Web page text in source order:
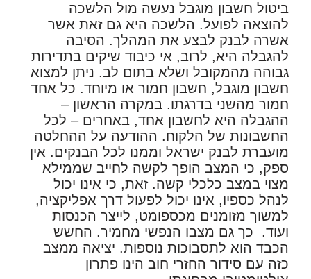
ביטול חשבון מוגבל נעשה מול הלשכה
להוצאה לפועל. הלשכה היא גם זאת אשר
אשרה לבנק לבצע את המהלך. הסיבה
להגבלה היא, לרוב, אי כיבוד שיקים בתדירות
גבוהה מהמקובל ושלא בתום לב. ניתן למצוא
חשבון מוגבל, חשבון חמור או מיוחד. כל אחד
חמור מהשני בדרגתו. במקרה הראשון –
ההגבלה היא לחשבון אחד, באחרים – לכל
החשבונות של הלקוח. ההודעה על ההחלטה
מועברת לבנק ישראל וממנו לכל הבנקים. אין
ספק, כי המצב הופך לקשה לחייב שממילא
מצוי במצב כלכלי קשה. זאת, כי אינו יכול
לנהל כספיו, אינו יכול לפעול דרך אפליקציה,
למשוך מזומנים מכספומט, לייצר הכנסות
ועוד. כך גם מצבו הנפשי מחמיר. החשש
הכבד הוא לתסבוכות נוספות. יציאה ממצב
כזה עם סידור החזרי חוב הינו פתרון